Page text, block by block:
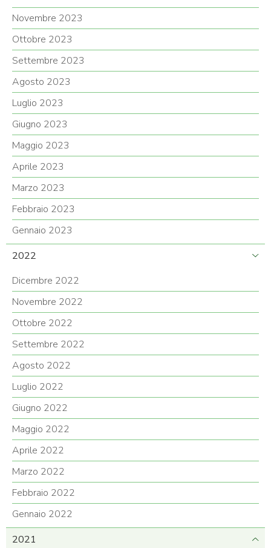
Novembre 2023
Ottobre 2023
Settembre 2023
Agosto 2023
Luglio 2023
Giugno 2023
Maggio 2023
Aprile 2023
Marzo 2023
Febbraio 2023
Gennaio 2023
2022
Dicembre 2022
Novembre 2022
Ottobre 2022
Settembre 2022
Agosto 2022
Luglio 2022
Giugno 2022
Maggio 2022
Aprile 2022
Marzo 2022
Febbraio 2022
Gennaio 2022
2021